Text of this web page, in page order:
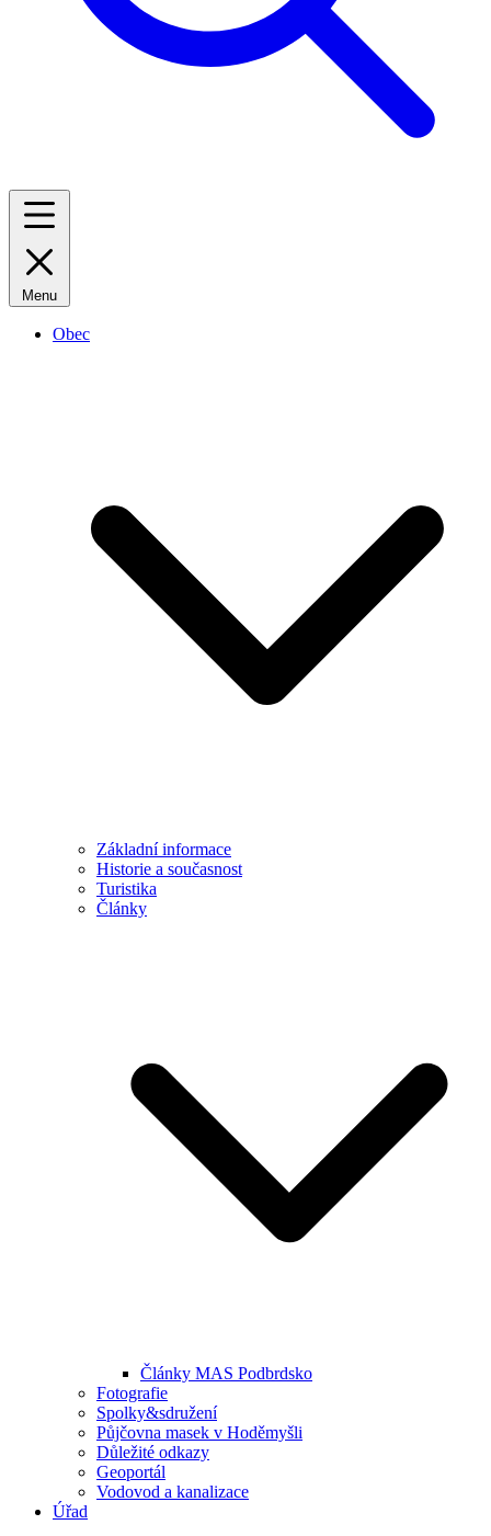
Menu
Obec
Základní informace
Historie a současnost
Turistika
Články
Články MAS Podbrdsko
Fotografie
Spolky&sdružení
Půjčovna masek v Hoděmyšli
Důležité odkazy
Geoportál
Vodovod a kanalizace
Úřad